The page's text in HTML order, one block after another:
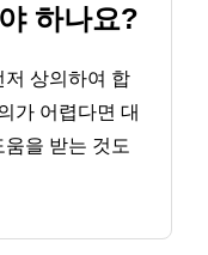
하나요?
저 상의하여 합
가 어렵다면 대
을 받는 것도